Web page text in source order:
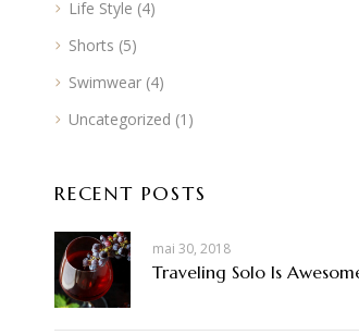
Life Style (4)
Shorts (5)
Swimwear (4)
Uncategorized (1)
RECENT POSTS
mai 30, 2018
Traveling Solo Is